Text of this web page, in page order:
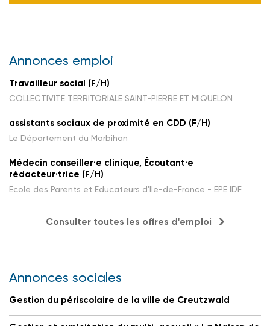
Annonces emploi
Travailleur social (F/H)
COLLECTIVITE TERRITORIALE SAINT-PIERRE ET MIQUELON
assistants sociaux de proximité en CDD (F/H)
Le Département du Morbihan
Médecin conseiller·e clinique, Écoutant·e
rédacteur·trice (F/H)
Ecole des Parents et Educateurs d'Ile-de-France - EPE IDF
Consulter toutes les offres d'emploi
Annonces sociales
Gestion du périscolaire de la ville de Creutzwald